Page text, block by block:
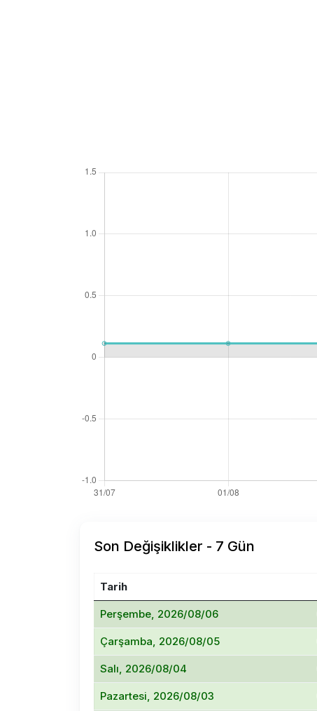
Son Değişiklikler - 7 Gün
Tarih
Perşembe, 2026/08/06
Çarşamba, 2026/08/05
Salı, 2026/08/04
Pazartesi, 2026/08/03